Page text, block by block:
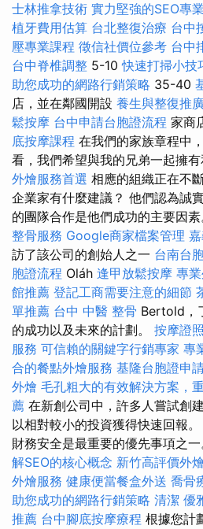
士林推拿技術 實力堅強的SEO專
植牙費用估算 台北整復治療 台中
壓專業課程 徵信社價位參考 台中
台中脊椎調整 5-10快速打掃小技
助您成功的網路行銷策略 35-40
店，並在鄰國開設 養生與整復推
鬆按摩 台中申請台胞證流程 家商
底按摩課程 在我們的家族章程中
看，我們希望與我的兄弟一起擁有
外燴服務首選 相應的組織正在不
企業家有什麼建議？ 他們認為誠
的團隊合作是他們成功的主要因素
整骨服務 Google商家檔案管理
訪了該公司的創始人之一 台南台
胞證流程 Oláh 逢甲放鬆按摩 專
館推薦 登記工商需要注意的細節
單推薦 台中 中醫 整骨 Bertold，
的成功以及未來的計劃。 按摩證
服務 可信賴的關鍵字行銷專家 專
合的餐點外燴服務 基隆台胞證申
外燴 毛孔粗大的有效解決方案，
薦 在新創公司中，許多人嘗試創
以相對較小的投資獲得快速回報
財務安全是最重要的優先事項之一
解SEO的核心概念 新竹高評價外
外燴服務 健康便當餐盒外送 喬骨
助您成功的網路行銷策略 清潔 優
推薦 台中腳底按摩療程 根據您計